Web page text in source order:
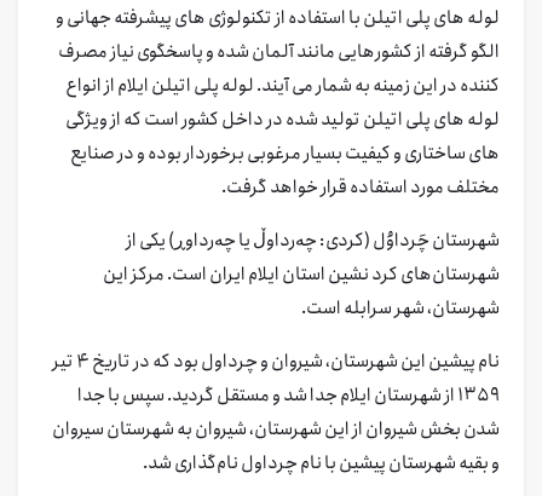
لوله های پلی اتیلن با استفاده از تکنولوژی های پیشرفته جهانی و
الگو گرفته از کشورهایی مانند آلمان شده و پاسخگوی نیاز مصرف
کننده در این زمینه به شمار می آیند. لوله پلی اتیلن ایلام از انواع
لوله های پلی اتیلن تولید شده در داخل کشور است که از ویژگی
های ساختاری و کیفیت بسیار مرغوبی برخوردار بوده و در صنایع
مختلف مورد استفاده قرار خواهد گرفت.
شهرستان چَرداوُل (کردی: چەرداوڵ یا چەرداوڕ) یکی از
شهرستان‌های کرد نشین استان ایلام ایران است. مرکز این
شهرستان، شهر سرابله است.
نام پیشین این شهرستان، شیروان و چرداول بود که در تاریخ ۴ تیر
۱۳۵۹ از شهرستان ایلام جدا شد و مستقل گردید. سپس با جدا
شدن بخش شیروان از این شهرستان، شیروان به شهرستان سیروان
و بقیه شهرستان پیشین با نام چرداول نام‌گذاری شد.